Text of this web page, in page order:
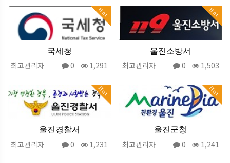
Hot
국세청
최고관리자 0 1,291
Hot
울진소방서
최고관리자 0 1,503
Hot
울진경찰서
최고관리자 0 1,231
Hot
울진군청
최고관리자 0 1,241